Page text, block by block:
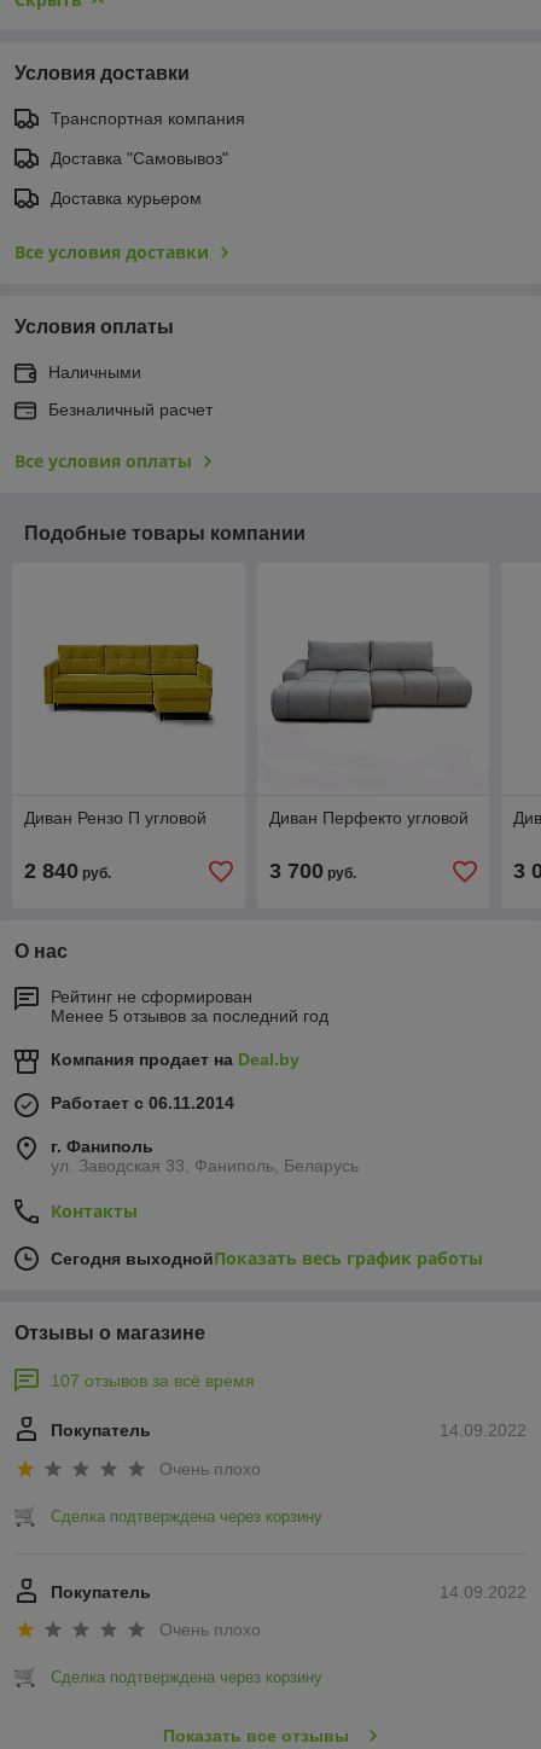
Условия доставки
Транспортная компания
Доставка "Самовывоз"
Доставка курьером
Все условия доставки
Условия оплаты
Наличными
Безналичный расчет
Все условия оплаты
Подобные товары компании
Диван Рензо П угловой
2 840 руб.
Диван Перфекто угловой
3 700руб. 3
О нас
Рейтинг не сформирован
Менее 5 отзывов за последний год
Компания продает на Deal.by
Работает с 06.11.2014
г. Фаниполь
ул. Заводская 33, Фаниполь, Беларусь
Контакты
Сегодня выходнойПоказать весь график работы
Отзывы о магазине
107 отзывов за всё время
14.09.2022
Покупатель
Очень плохо
Сделка подтверждена через корзину
14.09.2022
Покупатель
Очень плохо
Сделка подтверждена через корзину
Показать все отзывы